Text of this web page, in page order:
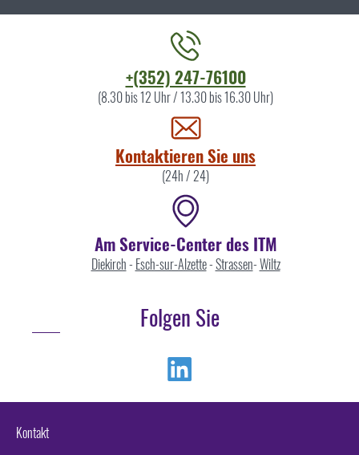
+(352) 247-76100
(8.30 bis 12 Uhr / 13.30 bis 16.30 Uhr)
Kontaktieren Sie uns
(24h / 24)
Am Service-Center des ITM
Diekirch- Esch-sur-Alzette-Strassen-Wiltz
Folgen Sie
Kontakt